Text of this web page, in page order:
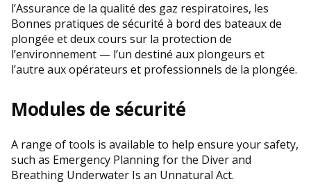
l’Assurance de la qualité des gaz respiratoires, les
Bonnes pratiques de sécurité à bord des bateaux de
plongée et deux cours sur la protection de
l’environnement — l’un destiné aux plongeurs et
l’autre aux opérateurs et professionnels de la plongée.
Modules de sécurité
A range of tools is available to help ensure your safety,
such as Emergency Planning for the Diver and
Breathing Underwater Is an Unnatural Act.